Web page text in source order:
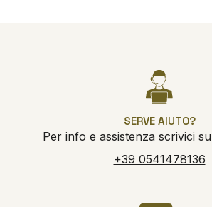
SERVE AIUTO?
Per info e assistenza scrivici su
+39 0541478136